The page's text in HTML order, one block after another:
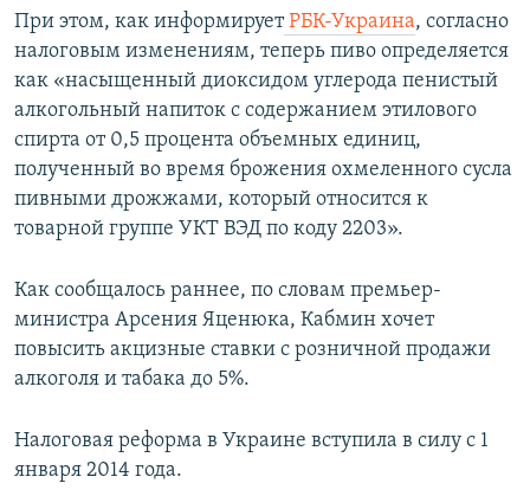
КРЫМ.НЕПОКОРЕННЫЙ
УКРАИНСКАЯ ПРОБЛЕМА КРЫМА
Все сайты RFE/RL
При этом, как информируетРБК-Украина, согласно
налоговым изменениям, теперь пиво определяется
как «насыщенный диоксидом углерода пенистый
алкогольный напиток с содержанием этилового
спирта от 0,5 процента объемных единиц,
полученный во время брожения охмеленного сусла
пивными дрожжами, который относится к
товарной группе УКТ ВЭД по коду 2203».
Как сообщалось раннее, по словам премьер-
министра Арсения Яценюка, Кабмин хочет
повысить акцизные ставки с розничной продажи
алкоголя и табака до 5%.
Налоговая реформа в Украине вступила в силу с 1
января 2014 года.